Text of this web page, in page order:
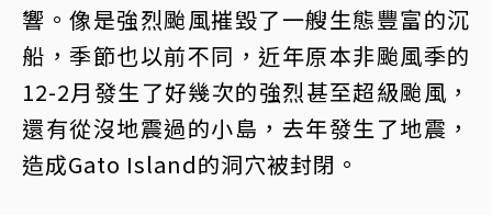
響。像是強烈颱風摧毀了一艘生態豐富的沉
船，季節也以前不同，近年原本非颱風季的
12-2月發生了好幾次的強烈甚至超級颱風，
還有從沒地震過的小島，去年發生了地震，
造成Gato Island的洞穴被封閉。